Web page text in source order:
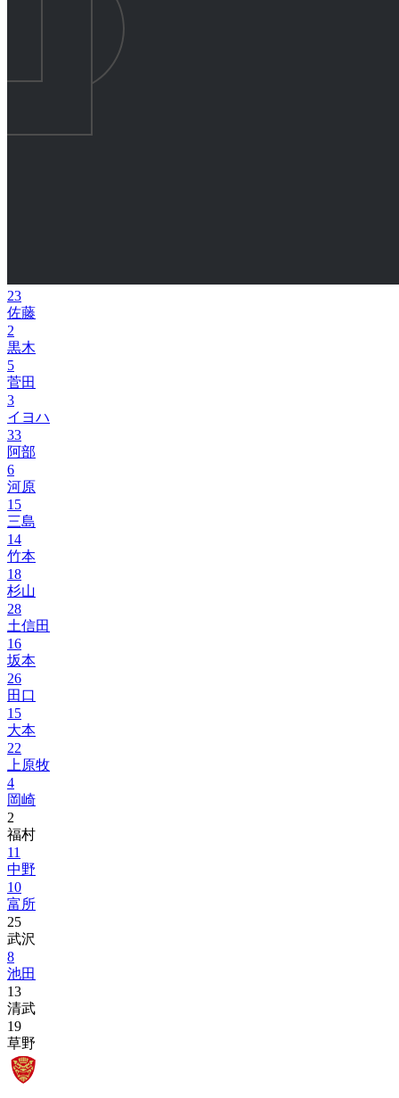
23
佐藤
2
黒木
5
菅田
3
イヨハ
33
阿部
6
河原
15
三島
14
竹本
18
杉山
28
土信田
16
坂本
26
田口
15
大本
22
上原牧
4
岡崎
2
福村
11
中野
10
富所
25
武沢
8
池田
13
清武
19
草野